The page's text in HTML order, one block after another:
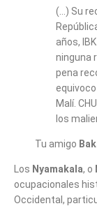
(…) Su
años,
ninguna
pena
Malí.
los
Tu amigo
Los Nyamakala, o
ocupacionales
Occidental,